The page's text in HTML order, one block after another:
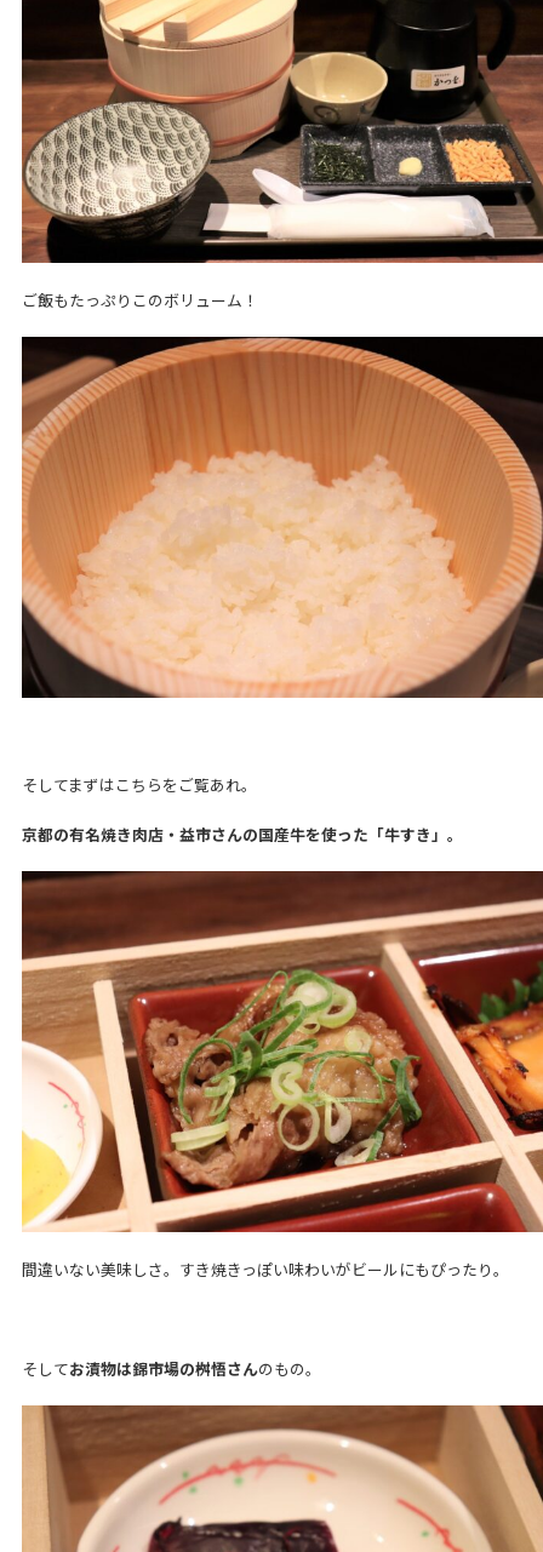
ご飯もたっぷりこのボリューム！
そしてまずはこちらをご覧あれ。
京都の有名焼き肉店・益市さんの国産牛を使った「牛すき」。
間違いない美味しさ。すき焼きっぽい味わいがビールにもぴったり。
そしてお漬物は錦市場の桝悟さんのもの。